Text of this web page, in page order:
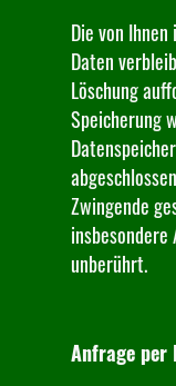
Die von
Daten
Löschung
Speicherung
Zwingende
unberührt.
Anfrage per